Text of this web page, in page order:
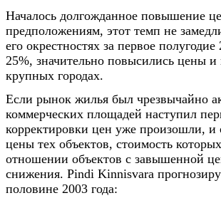
Началось долгожданное повышение
предположениям, этот темп не
его окрестностях за первое
25%, значительно повысились цены
крупных городах.
Если рынок жилья был чрезвычайно
коммерческих площадей наступил
корректировки цен уже произошли, и
цены тех объектов, стоимость
отношении объектов с завышенной
снижения. Pindi Kinnisvara
половине 2003 года: